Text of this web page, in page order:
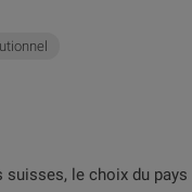
le choix du pays